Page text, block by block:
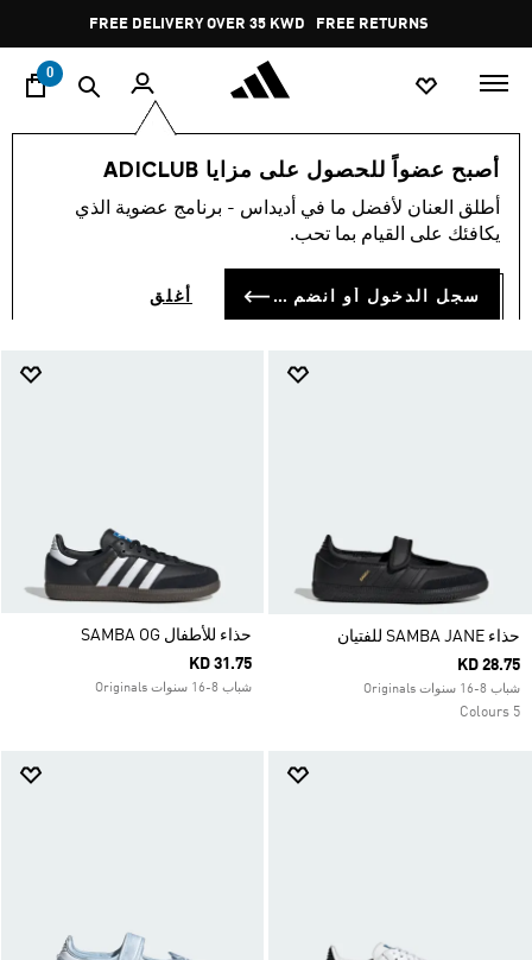
Pause
promotion
rotation
FREE DELIVERY OVER 35 KWD FREE RETURNS
0
أصبح عضواً للحصول على مزايا ADICLUB
أطلق العنان لأفضل ما في أديداس - برنامج عضوية الذي
يكافئك على القيام بما تحب.
سجل الدخول أو انضم الآن أغلق
الأطفال جديد و شائع سامبا
سامبا (33)
حذاء SAMBA JANE للفتيان
KD 28.75
شباب 8-16 سنوات Originals
5 Colours
حذاء للأطفال SAMBA OG
KD 31.75
شباب 8-16 سنوات Originals